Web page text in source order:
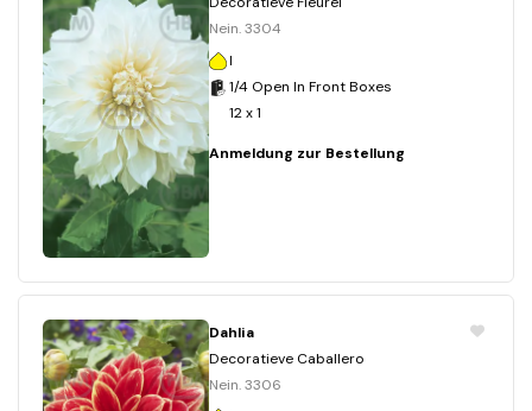
Nein. 3304
I
1/4 Open In Front Boxes
12 x 1
Anmeldung zur Bestellung
Dahlia
Decoratieve Caballero
Nein. 3306